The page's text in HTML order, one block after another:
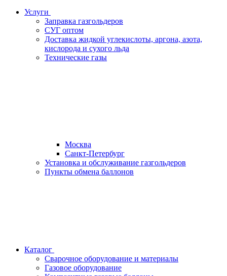
Услуги
Заправка газгольдеров
СУГ оптом
Доставка жидкой углекислоты, аргона, азота,
кислорода и сухого льда
Технические газы
Москва
Санкт-Петербург
Установка и обслуживание газгольдеров
Пункты обмена баллонов
Каталог
Сварочное оборудование и материалы
Газовое оборудование